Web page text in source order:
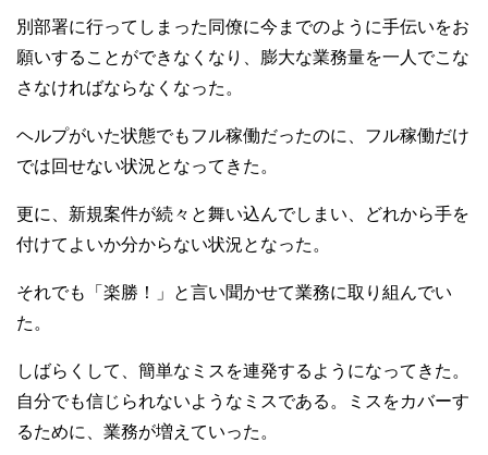
別部署に行ってしまった同僚に今までのように手伝いをお
願いすることができなくなり、膨大な業務量を一人でこな
さなければならなくなった。
ヘルプがいた状態でもフル稼働だったのに、フル稼働だけ
では回せない状況となってきた。
更に、新規案件が続々と舞い込んでしまい、どれから手を
付けてよいか分からない状況となった。
それでも「楽勝！」と言い聞かせて業務に取り組んでい
た。
しばらくして、簡単なミスを連発するようになってきた。
自分でも信じられないようなミスである。ミスをカバーす
るために、業務が増えていった。